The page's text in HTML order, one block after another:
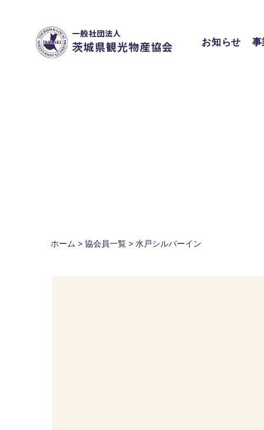
content
お知らせ
事
ホーム > 協会員一覧 > 水戸シルバーイン